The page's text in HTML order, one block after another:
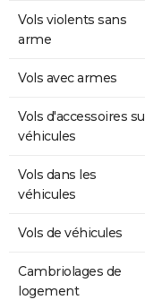
Vols violents sans
arme
Vols avec armes
Vols d'accessoires
véhicules
Vols dans les
véhicules
Vols de véhicules
Cambriolages de
logement